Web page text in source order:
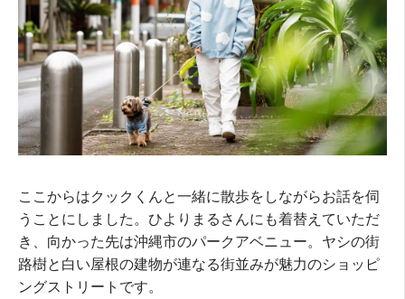
ここからはクックくんと一緒に散歩をしながらお話を伺
うことにしました。ひよりまるさんにも着替えていただ
き、向かった先は沖縄市のパークアベニュー。ヤシの街
路樹と白い屋根の建物が連なる街並みが魅力のショッピ
ングストリートです。